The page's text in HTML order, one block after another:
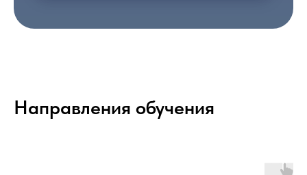
Направления обучения